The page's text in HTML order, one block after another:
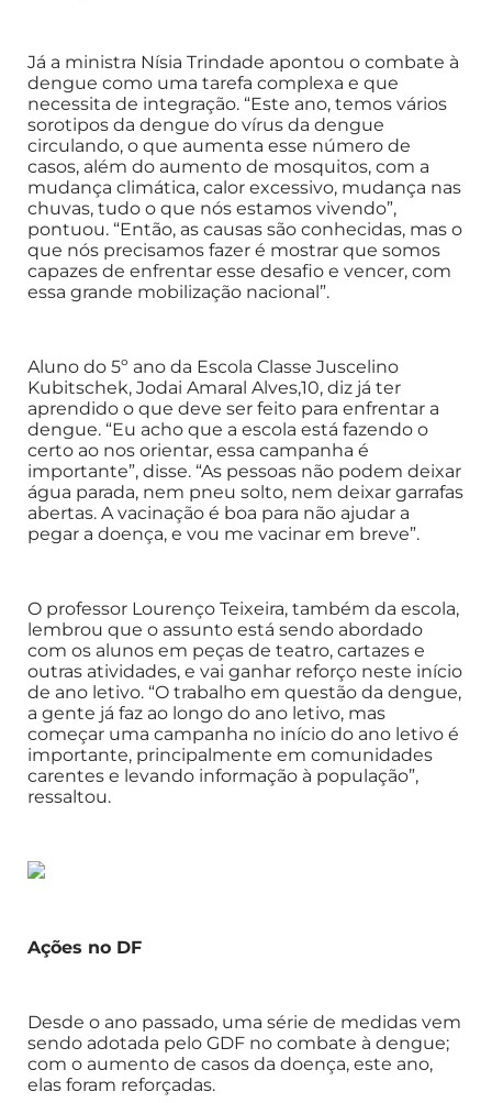
Já a ministra Nísia Trindade apontou o combate à
dengue como uma tarefa complexa e que
necessita de integração. “Este ano, temos vários
sorotipos da dengue do vírus da dengue
circulando, o que aumenta esse número de
casos, além do aumento de mosquitos, com a
mudança climática, calor excessivo, mudança nas
chuvas, tudo o que nós estamos vivendo”,
pontuou. “Então, as causas são conhecidas, mas o
que nós precisamos fazer é mostrar que somos
capazes de enfrentar esse desafio e vencer, com
essa grande mobilização nacional”.
Aluno do 5º ano da Escola Classe Juscelino
Kubitschek, Jodai Amaral Alves,10, diz já ter
aprendido o que deve ser feito para enfrentar a
dengue. “Eu acho que a escola está fazendo o
certo ao nos orientar, essa campanha é
importante”, disse. “As pessoas não podem deixar
água parada, nem pneu solto, nem deixar garrafas
abertas. A vacinação é boa para não ajudar a
pegar a doença, e vou me vacinar em breve”.
O professor Lourenço Teixeira, também da escola,
lembrou que o assunto está sendo abordado
com os alunos em peças de teatro, cartazes e
outras atividades, e vai ganhar reforço neste início
de ano letivo. “O trabalho em questão da dengue,
a gente já faz ao longo do ano letivo, mas
começar uma campanha no início do ano letivo é
importante, principalmente em comunidades
carentes e levando informação à população”,
ressaltou.
Ações no DF
Desde o ano passado, uma série de medidas vem
sendo adotada pelo GDF no combate à dengue;
com o aumento de casos da doença, este ano,
elas foram reforçadas.